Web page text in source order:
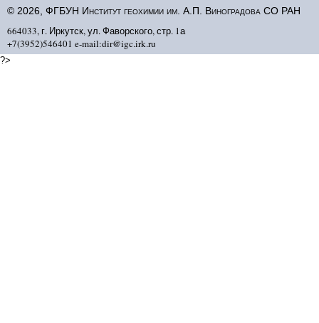
© 2026, ФГБУН Институт геохимии им. А.П. Виноградова СО РАН
664033, г. Иркутск, ул. Фаворского, стр. 1а
+7(3952)546401 e-mail:dir@igc.irk.ru
?>